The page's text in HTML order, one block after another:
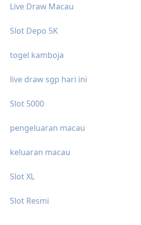
Live Draw Macau
Slot Depo 5K
togel kamboja
live draw sgp hari ini
Slot 5000
pengeluaran macau
keluaran macau
Slot XL
Slot Resmi